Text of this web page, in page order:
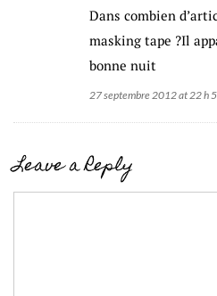
Dans combien
masking tape ?Il
bonne nuit
27 septembre 2012 at 22 h
Leave a Reply